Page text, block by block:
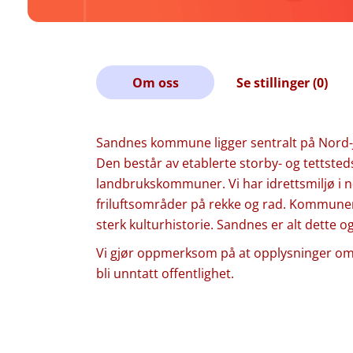
Om oss Se stillinger (0)
Sandnes kommune ligger sentralt på
Den består av etablerte storby- og
landbrukskommuner. Vi har idrettsmiljø i
friluftsområder på rekke og rad.
sterk kulturhistorie. Sandnes er alt dette
Vi gjør oppmerksom på at opplysninger
bli unntatt offentlighet.